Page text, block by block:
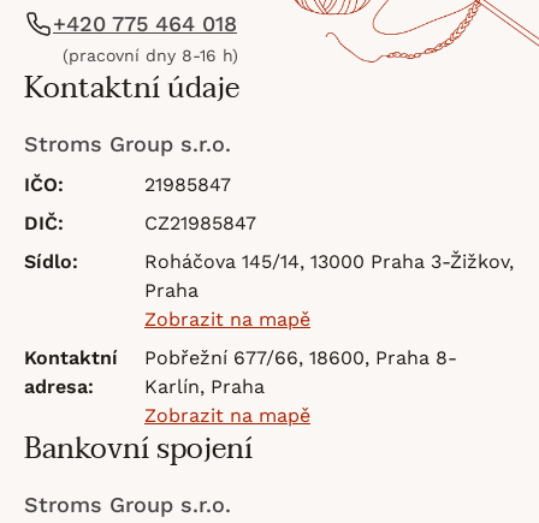
+420 775 464 018
(pracovní dny 8-16 h)
Kontaktní údaje
Stroms Group s.r.o.
IČO:
21985847
DIČ:
CZ21985847
Sídlo:
Roháčova 145/14, 13000 Praha 3-Žižkov,
Praha
Zobrazit na mapě
Kontaktní
adresa:
Pobřežní 677/66, 18600, Praha 8-
Karlín, Praha
Zobrazit na mapě
Bankovní spojení
Stroms Group s.r.o.